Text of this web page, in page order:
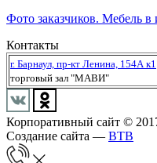
Фото заказчиков. Мебель в
Контакты
г. Барнаул, пр-кт Ленина, 154А к1
торговый зал "МАВИ"
Корпоративный сайт ©
Создание сайта — BTB